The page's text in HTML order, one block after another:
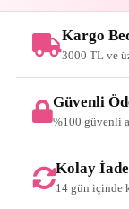
Kargo
3000 TL ve
Güvenli
%100 güvenli
Kolay İade
14 gün içinde